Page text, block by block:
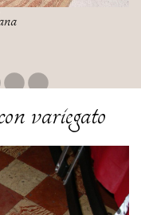
variegato